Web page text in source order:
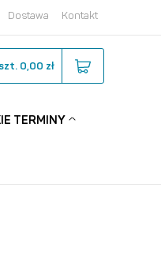
Dostawa Kontakt
0,00 zł
TERMINY